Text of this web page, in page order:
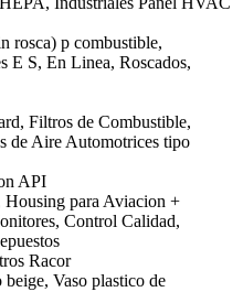
rosca) p combustible,
E S, En Linea, Roscados,
Filtros de Combustible,
de Aire Automotrices tipo
API
para Aviacion +
Control Calidad,
Racor
Vaso plastico de